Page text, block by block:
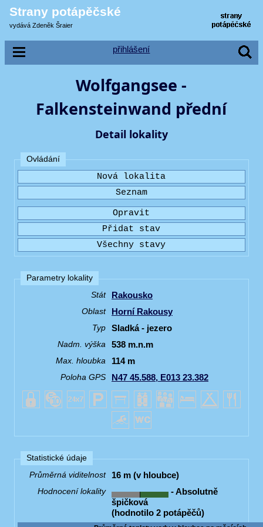
Strany potápěčské
vydává Zdeněk Šraier
přihlášení
Wolfgangsee -
Falkensteinwand přední
Detail lokality
Ovládání
Parametry lokality
Stát
Rakousko
Oblast Horní Rakousy
Typ Sladká - jezero
Nadm. výška 538 m.n.m
Max. hloubka 114 m
Poloha GPS N47 45.588, E013 23.382
Statistické údaje
Průměrná viditelnost
16 m (v hloubce)
Hodnocení lokality
- Absolutně
špičková
(hodnotilo 2 potápěčů)